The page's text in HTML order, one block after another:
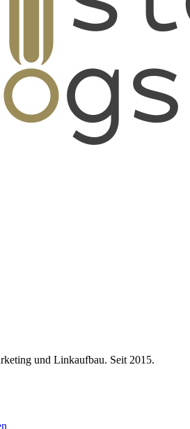
und Linkaufbau. Seit 2015.